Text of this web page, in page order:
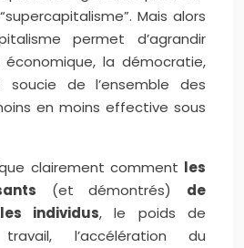
Mais alors
permet d’agrandir
la démocratie,
de l’ensemble des
en moins effective sous
clairement comment les
(et démontrés) de
individus, le poids de
l’accélération du